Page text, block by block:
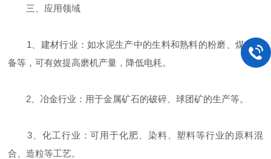
三、应用领域
1、建材行业：如水泥生产中的生料和熟料的粉磨、煤粉制
备等，可有效提高磨机产量，降低电耗。
2、冶金行业：用于金属矿石的破碎、球团矿的生产等。
3、化工行业：可用于化肥、染料、塑料等行业的原料混
合、造粒等工艺。